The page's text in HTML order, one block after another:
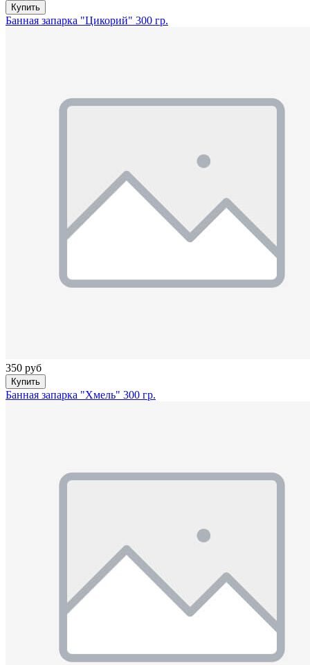
Купить
Банная запарка "Цикорий" 300 гр.
350 руб
Купить
Банная запарка "Хмель" 300 гр.